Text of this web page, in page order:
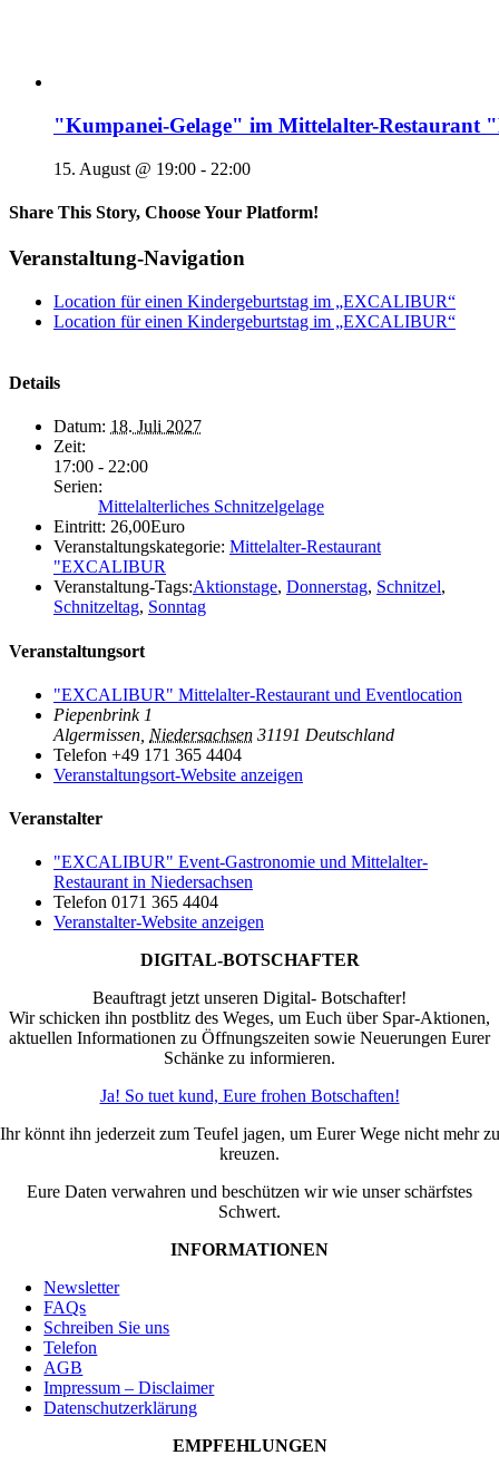
"Kumpanei-Gelage" im Mittelalter-
15. August @ 19:00 - 22:00
Share This Story, Choose Your Platform!
Veranstaltung-Navigation
Location für einen Kindergeburtstag im „EXCALIBUR“
Location für einen Kindergeburtstag im „EXCALIBUR“
Details
Datum: 18. Juli 2027
Zeit:
17:00 - 22:00
Serien:
Mittelalterliches Schnitzelgelage
Eintritt: 26,00Euro
Veranstaltungskategorie: Mittelalter-Restaurant
"EXCALIBUR
Veranstaltung-Tags:Aktionstage, Donnerstag, Schnitzel,
Schnitzeltag, Sonntag
Veranstaltungsort
"EXCALIBUR" Mittelalter-Restaurant und Eventlocation
Piepenbrink 1
Algermissen Niedersachsen 31191 Deutschland
Telefon +49 171 365 4404
Veranstaltungsort-Website anzeigen
Veranstalter
"EXCALIBUR" Event-Gastronomie und Mittelalter-
Restaurant in Niedersachsen
Telefon 0171 365 4404
Veranstalter-Website anzeigen
DIGITAL-BOTSCHAFTER
Beauftragt jetzt unseren Digital- Botschafter!
Wir schicken ihn postblitz des Weges, um Euch über Spar-Aktionen,
aktuellen Informationen zu Öffnungszeiten sowie Neuerungen Eurer
Schänke zu informieren.
Ja! So tuet kund, Eure frohen Botschaften!
Ihr könnt ihn jederzeit zum Teufel jagen, um Eurer Wege nicht mehr zu
kreuzen.
Eure Daten verwahren und beschützen wir wie unser schärfstes
Schwert.
INFORMATIONEN
Newsletter
FAQs
Schreiben Sie uns
Telefon
AGB
Impressum – Disclaimer
Datenschutzerklärung
EMPFEHLUNGEN